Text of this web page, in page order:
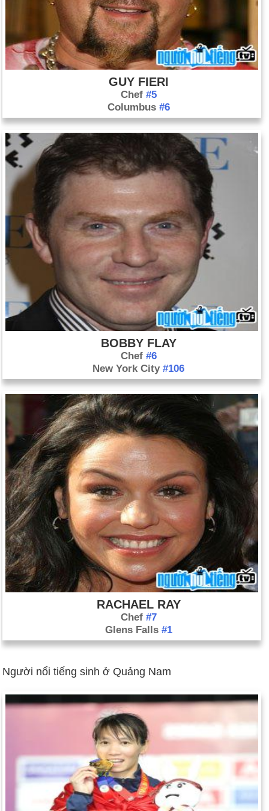
GUY FIERI
Chef #5
Columbus #6
BOBBY FLAY
Chef #6
New York City #106
RACHAEL RAY
Chef #7
Glens Falls #1
Người nổi tiếng sinh ở Quảng Nam